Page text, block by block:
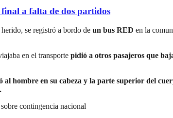
a falta de dos partidos
se registró a bordo de un bus RED en la
en el transporte pidió a otros pasajeros que
al hombre en su cabeza y la parte superior del
contingencia nacional